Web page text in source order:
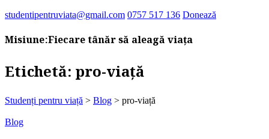
studentipentruviata@gmail.com 0757 517 136 Donează
Misiune:Fiecare tânăr să aleagă viața
Etichetă: pro-viață
Studenți pentru viață > Blog > pro-viață
Blog